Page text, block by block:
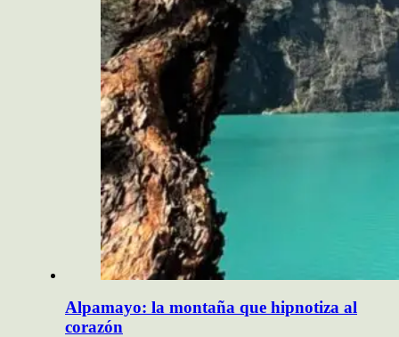
Alpamayo: la montaña que hipnotiza al
corazón